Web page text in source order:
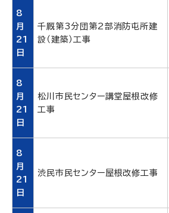
8
月
21
日
千厩第3分団第2部消防屯所建
設（建築）工事
8
月
21
日
松川市民センター講堂屋根改修
工事
8
月
21
日
渋民市民センター屋根改修工事